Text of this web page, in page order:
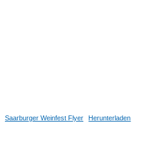
Saarburger Weinfest Flyer Herunterladen